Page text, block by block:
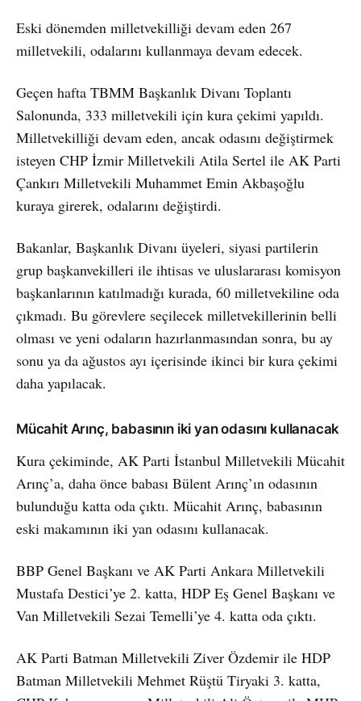
Eski dönemden milletvekilliği devam eden 267
milletvekili, odalarını kullanmaya devam edecek.
Geçen hafta TBMM Başkanlık Divanı Toplantı
Salonunda, 333 milletvekili için kura çekimi yapıldı.
Milletvekilliği devam eden, ancak odasını değiştirmek
isteyen CHP İzmir Milletvekili Atila Sertel ile AK Parti
Çankırı Milletvekili Muhammet Emin Akbaşoğlu
kuraya girerek, odalarını değiştirdi.
Bakanlar, Başkanlık Divanı üyeleri, siyasi partilerin
grup başkanvekilleri ile ihtisas ve uluslararası komisyon
başkanlarının katılmadığı kurada, 60 milletvekiline oda
çıkmadı. Bu görevlere seçilecek milletvekillerinin belli
olması ve yeni odaların hazırlanmasından sonra, bu ay
sonu ya da ağustos ayı içerisinde ikinci bir kura çekimi
daha yapılacak.
Mücahit Arınç, babasının iki yan odasını kullanacak
Kura çekiminde, AK Parti İstanbul Milletvekili Mücahit
Arınç’a, daha önce babası Bülent Arınç’ın odasının
bulunduğu katta oda çıktı. Mücahit Arınç, babasının
eski makamının iki yan odasını kullanacak.
BBP Genel Başkanı ve AK Parti Ankara Milletvekili
Mustafa Destici’ye 2. katta, HDP Eş Genel Başkanı ve
Van Milletvekili Sezai Temelli’ye 4. katta oda çıktı.
AK Parti Batman Milletvekili Ziver Özdemir ile HDP
Batman Milletvekili Mehmet Rüştü Tiryaki 3. katta,